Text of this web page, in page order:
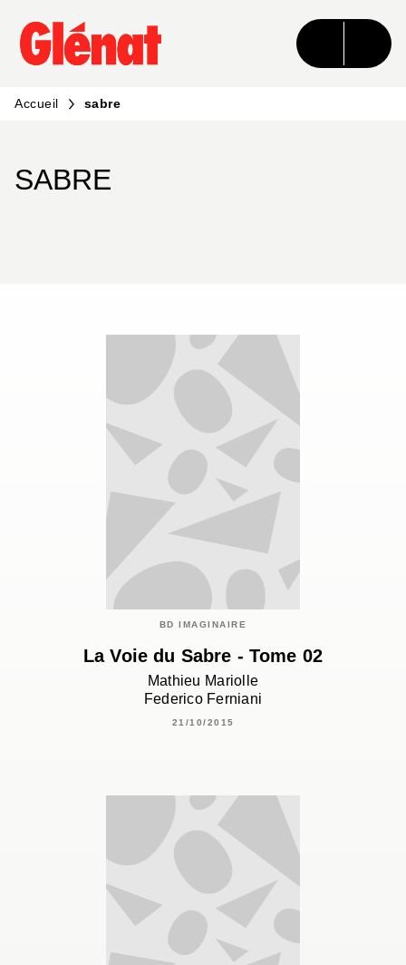
MENU RECHERCHE CONTENU
PIED DE PAGE
Accueil sabre
SABRE
BD IMAGINAIRE
La Voie du Sabre - Tome 02
Mathieu Mariolle
Federico Ferniani
21/10/2015